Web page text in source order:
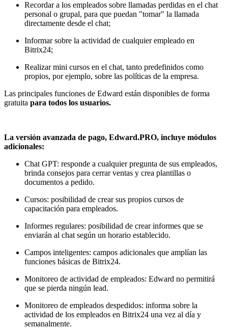
Recordar a los empleados sobre llamadas perdidas en el chat
personal o grupal, para que puedan "tomar" la llamada
directamente desde el chat;
Informar sobre la actividad de cualquier empleado en
Bitrix24;
Realizar mini cursos en el chat, tanto predefinidos como
propios, por ejemplo, sobre las políticas de la empresa.
Las principales funciones de Edward están disponibles de forma
gratuita para todos los usuarios.
La versión avanzada de pago, Edward.PRO, incluye módulos
adicionales:
Chat GPT: responde a cualquier pregunta de sus empleados,
brinda consejos para cerrar ventas y crea plantillas o
documentos a pedido.
Cursos: posibilidad de crear sus propios cursos de
capacitación para empleados.
Informes regulares: posibilidad de crear informes que se
enviarán al chat según un horario establecido.
Campos inteligentes: campos adicionales que amplían las
funciones básicas de Bitrix24.
Monitoreo de actividad de empleados: Edward no permitirá
que se pierda ningún lead.
Monitoreo de empleados despedidos: informa sobre la
actividad de los empleados en Bitrix24 una vez al día y
semanalmente.